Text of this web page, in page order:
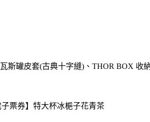
斯罐皮套(古典十字縫)、THOR BOX 收
票券】特大杯冰梔子花青茶